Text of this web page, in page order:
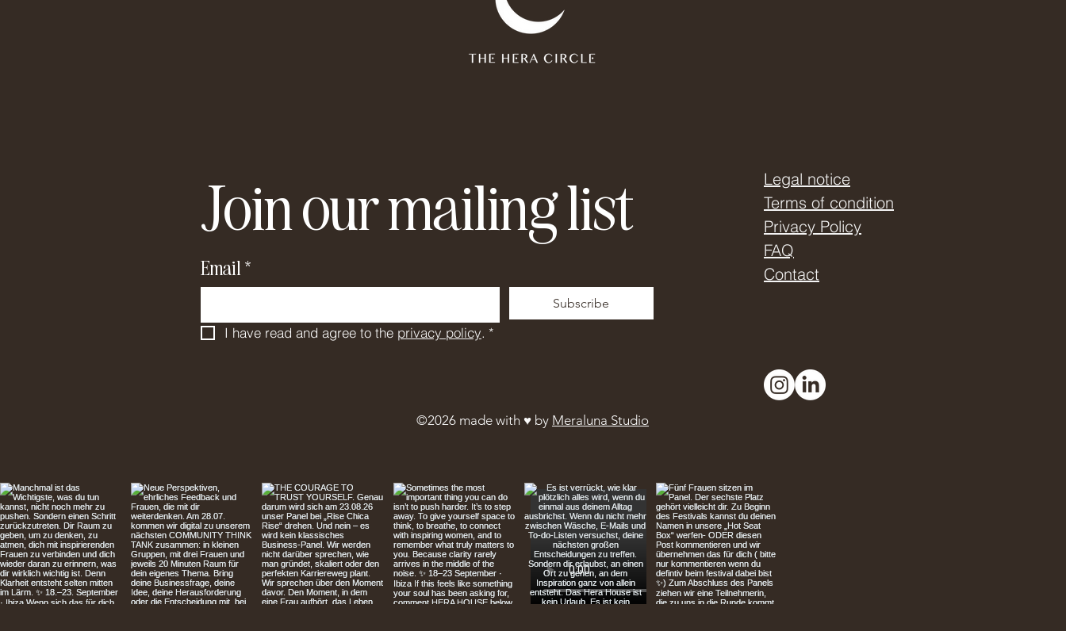
Join our mailing list
Email *
Subscribe
I have read and agree to the privacy policy. *
Legal notice
Terms of condition
Privacy Policy
FAQ
Contact
©2026 made with ♥︎ by Meraluna Studio